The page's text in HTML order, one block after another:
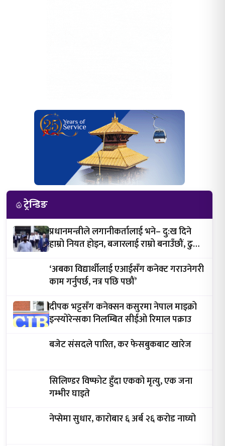
ट्रेन्डिङ
प्रधानमन्त्रीले लगानीकर्तालाई भने– दु:ख दिने
हाम्रो नियत होइन, बजारलाई राम्रो बनाउँछौं, ढुक्क
‘अबका विद्यार्थीलाई एआईसँग कनेक्ट गराउनेगरी
काम गर्नुपर्छ, नत्र पछि पछौं’
दीपक भट्टसँग कनेक्सन कसुरमा नेपाल माइक्रो
इन्स्योरेन्सका निलम्बित सीईओ रिमाल पक्राउ
बजेट संसदले पारित, कर फेसबुकबाट खारेज
सिलिण्डर विष्फोट हुँदा एकको मृत्यु, एक जना
गम्भीर घाइते
नेप्सेमा सुधार, कारोबार ६ अर्ब २६ करोड नाघ्यो